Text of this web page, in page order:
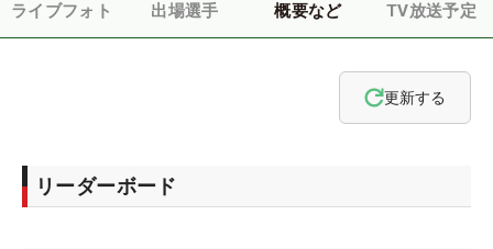
ライブフォト 出場選手 概要など TV放送予定
更新する
リーダーボード